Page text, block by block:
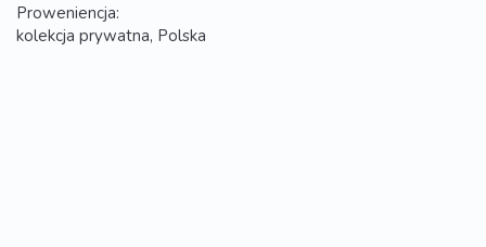
Proweniencja:
kolekcja prywatna, Polska